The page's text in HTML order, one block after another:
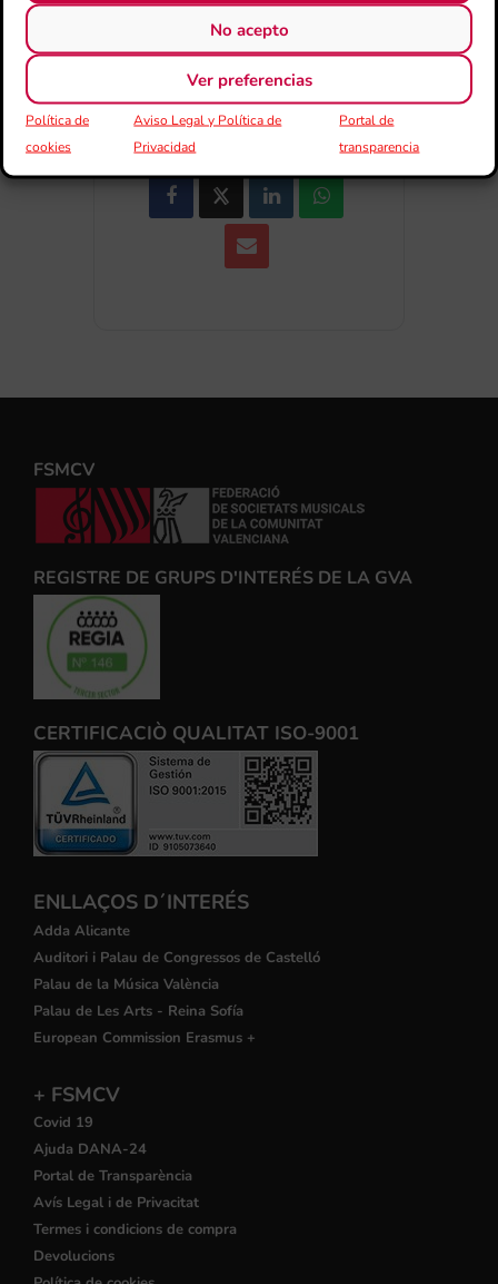
No acepto
Ver preferencias
Política de
cookies
Aviso Legal y Política de
Privacidad
Portal de
transparencia
COMPARTIR
ESDEVENIMENT
FSMCV
REGISTRE DE GRUPS D'INTERÉS DE LA GVA
CERTIFICACIÒ QUALITAT ISO-9001
ENLLAÇOS D´INTERÉS
Adda Alicante
Auditori i Palau de Congressos de Castelló
Palau de la Música València
Palau de Les Arts - Reina Sofía
European Commission Erasmus +
+ FSMCV
Covid 19
Ajuda DANA-24
Portal de Transparència
Avís Legal i de Privacitat
Termes i condicions de compra
Devolucions